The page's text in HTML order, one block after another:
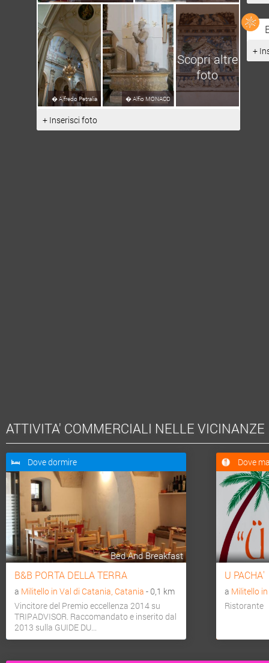
�Alfredo Petralia �Alfio MONACO
Scopri altre
foto
+ Inserisci foto
+
ATTIVITA' COMMERCIALI NELLE VICINANZE
Dove dormire
Bed And Breakfast
B&B PORTA DELLA TERRA
a Militello in Val di Catania, Catania - 0,1 km
Vincitore del Premio eccellenza 2014 su
TRIPADVISOR. Raccomandato e inserito dal
2013 sulla GUIDE DU...
Dove
U PACHA'
a Militello
Ristorante